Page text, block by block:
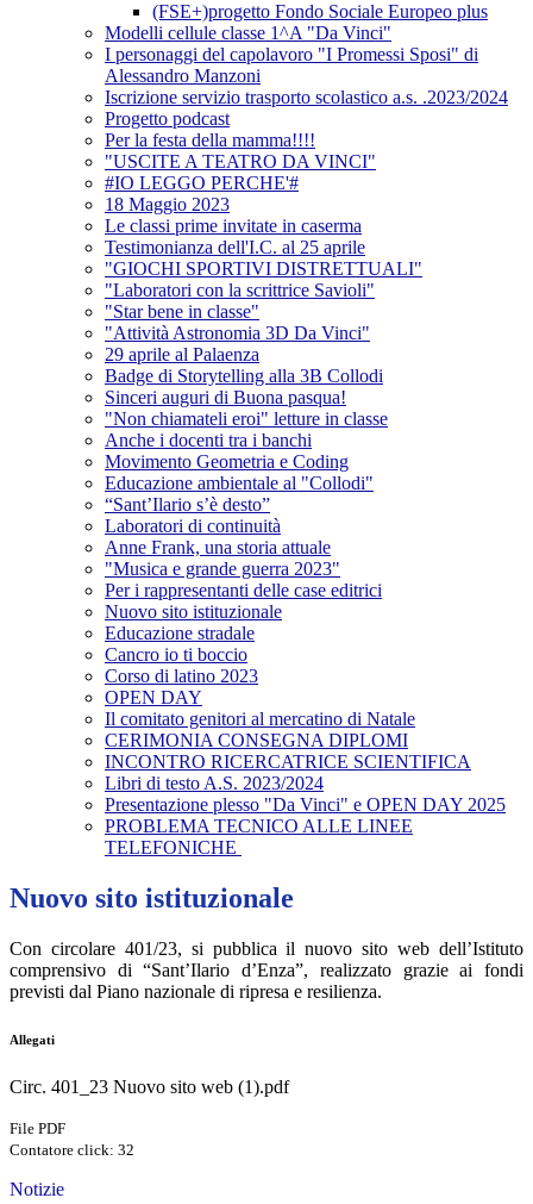
(FSE+)progetto Fondo Sociale Europeo plus
Modelli cellule classe 1^A "Da Vinci"
I personaggi del capolavoro "I Promessi Sposi" di
Alessandro Manzoni
Iscrizione servizio trasporto scolastico a.s. .2023/2024
Progetto podcast
Per la festa della mamma!!!!
"USCITE A TEATRO DA VINCI"
#IO LEGGO PERCHE'#
18 Maggio 2023
Le classi prime invitate in caserma
Testimonianza dell'I.C. al 25 aprile
"GIOCHI SPORTIVI DISTRETTUALI"
"Laboratori con la scrittrice Savioli"
"Star bene in classe"
"Attività Astronomia 3D Da Vinci"
29 aprile al Palaenza
Badge di Storytelling alla 3B Collodi
Sinceri auguri di Buona pasqua!
"Non chiamateli eroi" letture in classe
Anche i docenti tra i banchi
Movimento Geometria e Coding
Educazione ambientale al "Collodi"
“Sant’Ilario s’è desto”
Laboratori di continuità
Anne Frank, una storia attuale
"Musica e grande guerra 2023"
Per i rappresentanti delle case editrici
Nuovo sito istituzionale
Educazione stradale
Cancro io ti boccio
Corso di latino 2023
OPEN DAY
Il comitato genitori al mercatino di Natale
CERIMONIA CONSEGNA DIPLOMI
INCONTRO RICERCATRICE SCIENTIFICA
Libri di testo A.S. 2023/2024
Presentazione plesso "Da Vinci" e OPEN DAY 2025
PROBLEMA TECNICO ALLE LINEE
TELEFONICHE
Nuovo sito istituzionale
Con circolare 401/23, si pubblica il nuovo sito web dell’Istituto
comprensivo di “Sant’Ilario d’Enza”, realizzato grazie ai fondi
previsti dal Piano nazionale di ripresa e resilienza.
Allegati
Circ. 401_23 Nuovo sito web (1).pdf
File PDF
Contatore click: 32
Notizie